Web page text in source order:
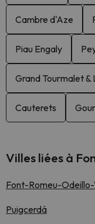
Cambre d'Aze
Piau Engaly
Grand Tourmalet &
Cauterets
Villes liées à
Font-Romeu-
Puigcerdá